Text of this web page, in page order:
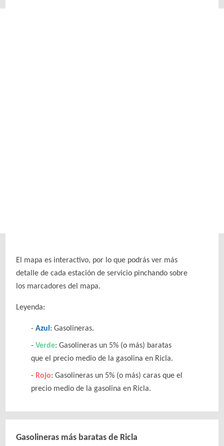
El mapa es interactivo, por lo que podrás ver más
detalle de cada estación de servicio pinchando sobre
los marcadores del mapa.
Leyenda:
Azul : Gasolineras.
Verde: Gasolineras un 5% (o más) baratas
que el precio medio de la gasolina en Ricla.
Rojo: Gasolineras un 5% (o más) caras que el
precio medio de la gasolina en Ricla.
Gasolineras más baratas de Ricla